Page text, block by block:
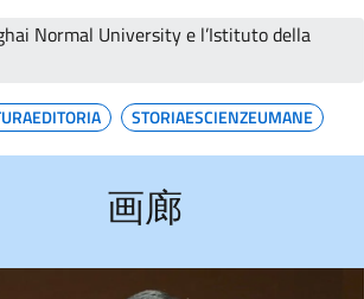
Normal University e l’Istituto della
STORIAESCIENZEUMANE
画廊